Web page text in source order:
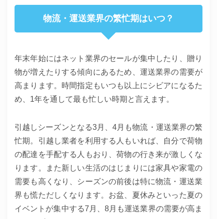
物流・運送業界の繁忙期はいつ？
年末年始にはネット業界のセールが集中したり、贈り
物が増えたりする傾向にあるため、運送業界の需要が
高まります。時間指定もいつも以上にシビアになるた
め、1年を通して最も忙しい時期と言えます。
引越しシーズンとなる3月、4月も物流・運送業界の繁
忙期。引越し業者を利用する人もいれば、自分で荷物
の配達を手配する人もおり、荷物の行き来が激しくな
ります。また新しい生活のはじまりには家具や家電の
需要も高くなり、シーズンの前後は特に物流・運送業
界も慌ただしくなります。お盆、夏休みといった夏の
イベントが集中する7月、8月も運送業界の需要が高ま